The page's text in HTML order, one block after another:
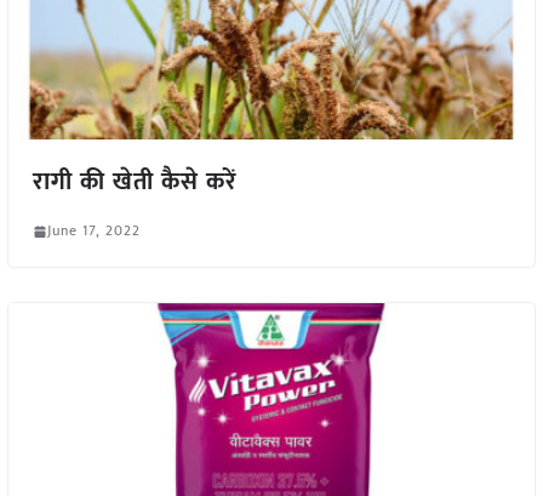
रागी की खेती कैसे करें
June 17, 2022